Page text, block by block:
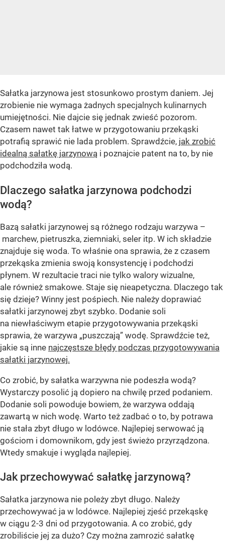
Sałatka jarzynowa jest stosunkowo prostym daniem. Jej
zrobienie nie wymaga żadnych specjalnych kulinarnych
umiejętności. Nie dajcie się jednak zwieść pozorom.
Czasem nawet tak łatwe w przygotowaniu przekąski
potrafią sprawić nie lada problem. Sprawdźcie, jak zrobić
idealną sałatkę jarzynową i poznajcie patent na to, by nie
podchodziła wodą.
Dlaczego sałatka jarzynowa podchodzi
wodą?
Bazą sałatki jarzynowej są różnego rodzaju warzywa –
marchew, pietruszka, ziemniaki, seler itp. W ich składzie
znajduje się woda. To właśnie ona sprawia, że z czasem
przekąska zmienia swoją konsystencję i podchodzi
płynem. W rezultacie traci nie tylko walory wizualne,
ale również smakowe. Staje się nieapetyczna. Dlaczego tak
się dzieje? Winny jest pośpiech. Nie należy doprawiać
sałatki jarzynowej zbyt szybko. Dodanie soli
na niewłaściwym etapie przygotowywania przekąski
sprawia, że warzywa „puszczają” wodę. Sprawdźcie też,
jakie są inne najczęstsze błędy podczas przygotowywania
sałatki jarzynowej.
Co zrobić, by sałatka warzywna nie podeszła wodą?
Wystarczy posolić ją dopiero na chwilę przed podaniem.
Dodanie soli powoduje bowiem, że warzywa oddają
zawartą w nich wodę. Warto też zadbać o to, by potrawa
nie stała zbyt długo w lodówce. Najlepiej serwować ją
gościom i domownikom, gdy jest świeżo przyrządzona.
Wtedy smakuje i wygląda najlepiej.
Jak przechowywać sałatkę jarzynową?
Sałatka jarzynowa nie poleży zbyt długo. Należy
przechowywać ja w lodówce. Najlepiej zjeść przekąskę
w ciągu 2-3 dni od przygotowania. A co zrobić, gdy
zrobiliście jej za dużo? Czy można zamrozić sałatkę